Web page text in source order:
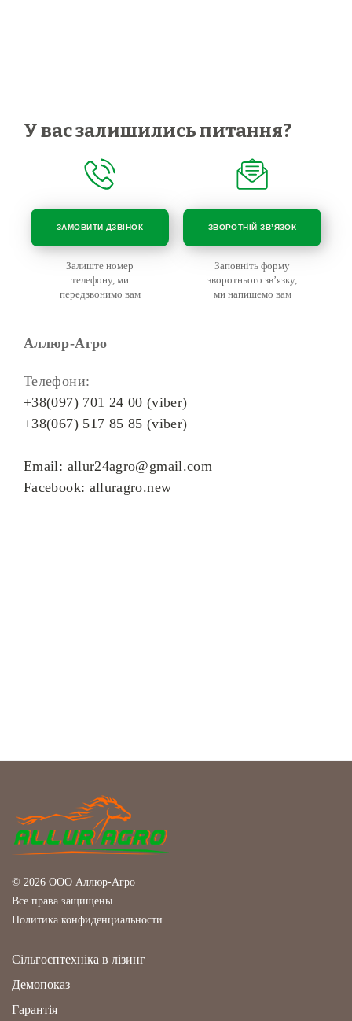
У вас залишились питання?
ЗАМОВИТИ ДЗВІНОК
Залиште номер
телефону, ми
передзвонимо вам
ЗВОРОТНІЙ ЗВ’ЯЗОК
Заповніть форму
зворотнього зв’язку,
ми напишемо вам
Аллюр-Агро
Телефони:
+38(097) 701 24 00 (viber)
+38(067) 517 85 85 (viber)
Email: allur24agro@gmail.com
Facebook: alluragro.new
© 2026 ООО Аллюр-Агро
Все права защищены
Политика конфиденциальности
Сільгосптехніка в лізинг
Демопоказ
Гарантія